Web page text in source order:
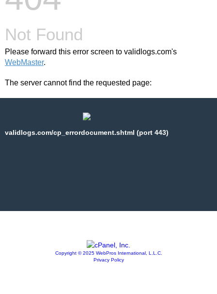
Not Found
Please forward this error screen to validlogs.com's
WebMaster.
The server cannot find the requested page:
validlogs.com/cp_errordocument.shtml (port 443)
Copyright © 2025 WebPros International, L.L.C.
Privacy Policy